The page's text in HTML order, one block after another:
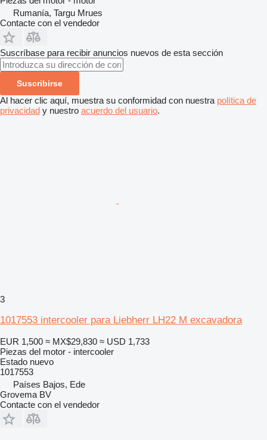
Rumanía, Targu Mrues
Contacte con el vendedor
Suscríbase para recibir anuncios nuevos de esta sección
Suscribirse
Al hacer clic aquí, muestra su conformidad con nuestra política de
privacidad y nuestro acuerdo del usuario.
3
1017553 intercooler para Liebherr LH22 M excavadora
EUR 1,500 ≈ MX$29,830 ≈ USD 1,733
Piezas del motor - intercooler
Estado nuevo
1017553
Países Bajos, Ede
Grovema BV
Contacte con el vendedor